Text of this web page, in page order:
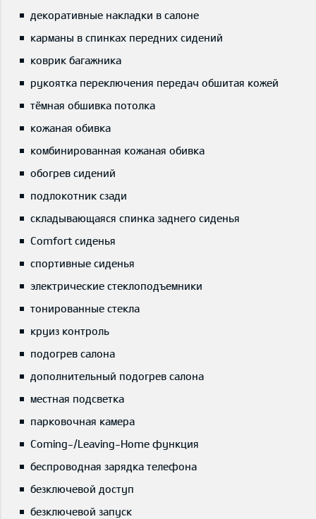
декоративные накладки в салоне
карманы в спинках передних сидений
коврик багажника
рукоятка переключения передач обшитая кожей
тёмная обшивка потолка
кожаная обивка
комбинированная кожаная обивка
обогрев сидений
подлокотник сзади
складывающаяся спинка заднего сиденья
Comfort сиденья
спортивные сиденья
электрические стеклоподъемники
тонированные стекла
круиз контроль
подогрев салона
дополнительный подогрев салона
местная подсветка
парковочная камера
Coming-/Leaving-Home функция
беспроводная зарядка телефона
безключевой доступ
безключевой запуск